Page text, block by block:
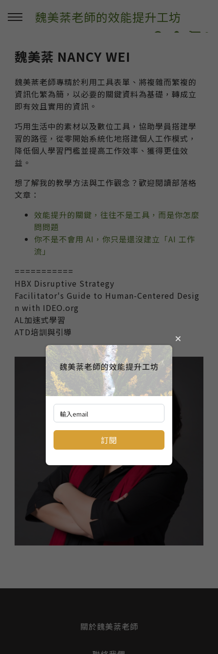
魏美棻老師的效能提升工坊
0
魏美棻 NANCY WEI
魏美棻老師專精於利用工具表單、將複雜而繁複的
資訊化繁為簡，以必要的關鍵資料為基礎，轉成立
即有效且實用的資訊。
巧用生活中的素材以及數位工具，協助學員搭建學
習的路徑，從零開始系統化地搭建個人工作模式，
降低個人學習門檻並提高工作效率、獲得更佳效
益。
想了解我的教學方法與工作觀念？歡迎閱讀部落格
文章：
效能提升的關鍵，往往不是工具，而是你怎麼
問問題
你不是不會用 AI，你只是還沒建立「AI 工作
流」
===========
HBX Disruptive Strategy
Facilitator's Guide to Human-Centered Desig
n with IDEO.org
AL加速式學習
ATD培訓與引導
關於魏美棻老師
魏美棻老師的效能提升工坊
訂閱